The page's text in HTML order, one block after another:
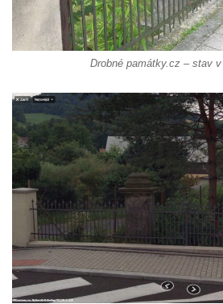
Hradčanech a Palackého v Roudnici
Labem
Kříž v centru Liběšic
Boží muka na rozcestí východně od
Kříž na návsi v Lužici
Kříž na návsi v Dobrčicích
Kříž u domu čp. 3 v Chrámcích
Kříž u polní cesty severozápadně od
Údajný kříž na návsi v Kozlech
Centrální kříž hřbitova v Kozlech
Kříž východně od Oparna u cesty na
Drobné památky.cz – stav